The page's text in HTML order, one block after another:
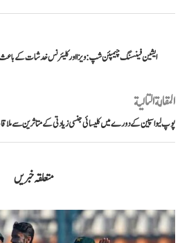
ایشین فینسنگ چیمپئن شپ: ویزا اور کلیئرنس خدشات کے باعث
المقالة التالية
پوپ لیو اسپین کے دورے میں کلیسائی جنسی زیادتی کے متاثرین سے
متعلقہ خبریں